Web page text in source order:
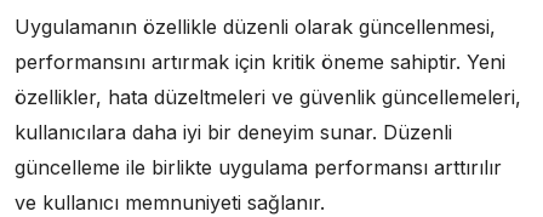
Uygulamanın özellikle düzenli olarak güncellenmesi,
performansını artırmak için kritik öneme sahiptir. Yeni
özellikler, hata düzeltmeleri ve güvenlik güncellemeleri,
kullanıcılara daha iyi bir deneyim sunar. Düzenli
güncelleme ile birlikte uygulama performansı arttırılır
ve kullanıcı memnuniyeti sağlanır.